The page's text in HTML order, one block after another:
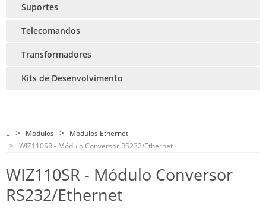
Suportes
Telecomandos
Transformadores
Kits de Desenvolvimento
Módulos
Módulos Ethernet
WIZ110SR - Módulo Conversor RS232/Ethernet
WIZ110SR - Módulo Conversor
RS232/Ethernet